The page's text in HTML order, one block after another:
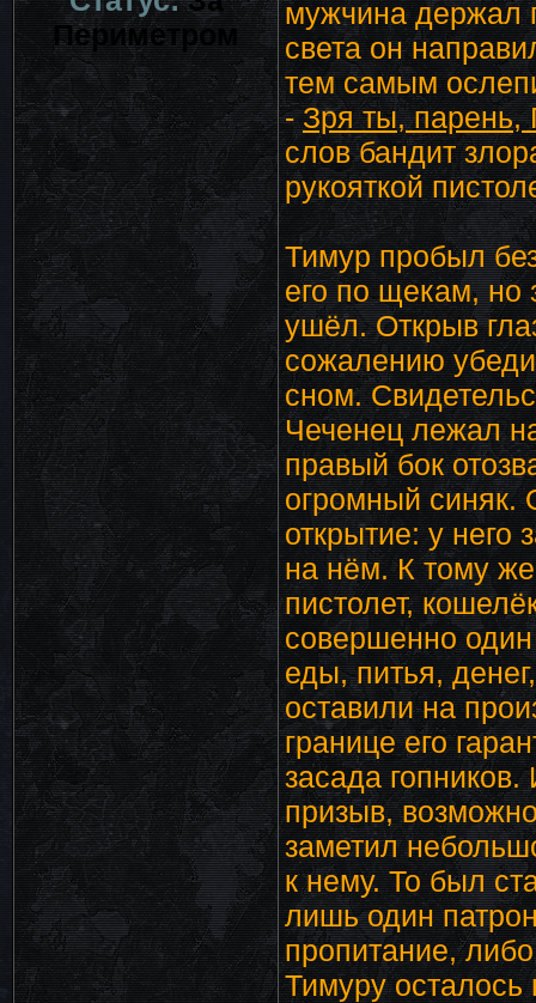
Периметром
мужчина держал
света он
тем самым
-Зря ты, парень,
слов бандит
рукояткой
Тимур пробыл
его по щекам, но
ушёл. Открыв
сожалению
сном.
Чеченец лежал
правый бок
огромный синяк.
открытие: у него
на нём. К тому
пистолет,
совершенно один
еды, питья,
оставили на
границе его
засада
призыв,
заметил
к нему. То был
лишь один
пропитание,
Тимуру осталось